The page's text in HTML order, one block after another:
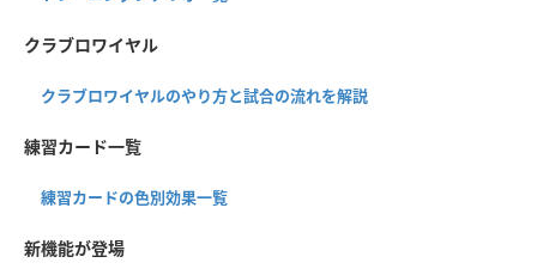
クラブロワイヤル
クラブロワイヤルのやり方と試合の流れを解説
練習カード一覧
練習カードの色別効果一覧
新機能が登場